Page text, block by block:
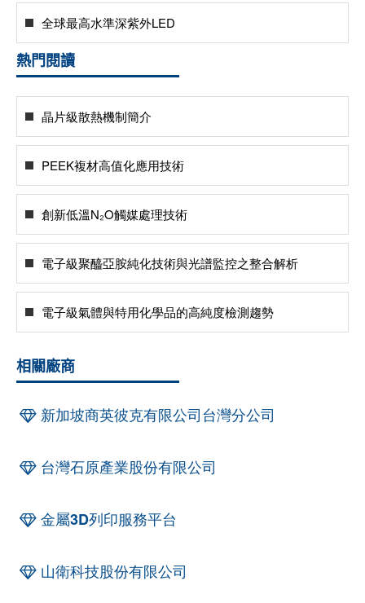
全球最高水準深紫外LED
熱門閱讀
晶片級散熱機制簡介
PEEK複材高值化應用技術
創新低溫N₂O觸媒處理技術
電子級聚醯亞胺純化技術與光譜監控之整合解析
電子級氣體與特用化學品的高純度檢測趨勢
相關廠商
新加坡商英彼克有限公司台灣分公司
台灣石原產業股份有限公司
金屬3D列印服務平台
山衛科技股份有限公司